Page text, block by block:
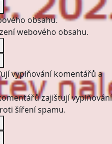
obsahu.
webového obsahu.
vyplňování komentářů a
zajišťují vyplňování
šíření spamu.